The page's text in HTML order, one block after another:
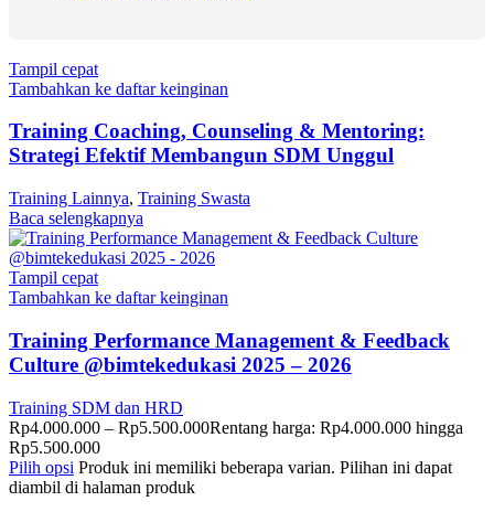
Tampil cepat
Tambahkan ke daftar keinginan
Training Coaching, Counseling & Mentoring:
Strategi Efektif Membangun SDM Unggul
Training Lainnya, Training Swasta
Baca selengkapnya
Tampil cepat
Tambahkan ke daftar keinginan
Training Performance Management & Feedback
Culture @bimtekedukasi 2025 – 2026
Training SDM dan HRD
Rp4.000.000 – Rp5.500.000Rentang harga: Rp4.000.000 hingga
Rp5.500.000
Pilih opsi Produk ini memiliki beberapa varian. Pilihan ini dapat
diambil di halaman produk